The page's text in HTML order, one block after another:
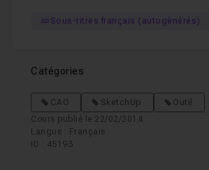
Sous-titres français (autogénérés)
Catégories
CAO SketchUp
Outil
Cours publié le 22/02/2014
Langue : Français
ID : 45193